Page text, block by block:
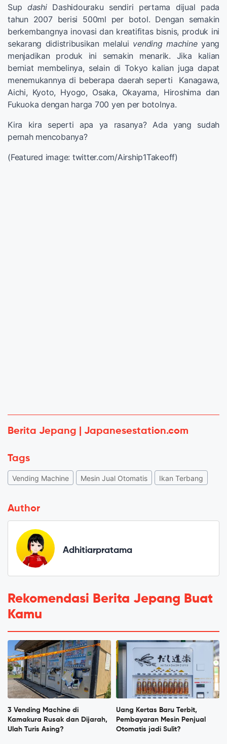
Sup dashiDashidouraku sendiri pertama dijual pada
tahun 2007 berisi 500ml per botol. Dengan semakin
berkembangnya inovasi dan kreatifitas bisnis, produk ini
sekarang didistribusikan melalui vending machineyang
menjadikan produk ini semakin menarik. Jika kalian
berniat membelinya, selain di Tokyo kalian juga dapat
menemukannya di beberapa daerah seperti Kanagawa,
Aichi, Kyoto, Hyogo, Osaka, Okayama, Hiroshima dan
Fukuoka dengan harga 700 yen per botolnya.
Kira kira seperti apa ya rasanya? Ada yang sudah
pernah mencobanya?
(Featured image: twitter.com/Airship1Takeoff)
Berita Jepang | Japanesestation.com
Tags
Vending Machine Mesin Jual Otomatis Ikan Terbang
Author
Adhitiarpratama
Rekomendasi Berita Jepang Buat
Kamu
3 Vending Machine di
Kamakura Rusak dan Dijarah,
Ulah Turis Asing?
Uang Kertas Baru Terbit,
Pembayaran Mesin Penjual
Otomatis jadi Sulit?